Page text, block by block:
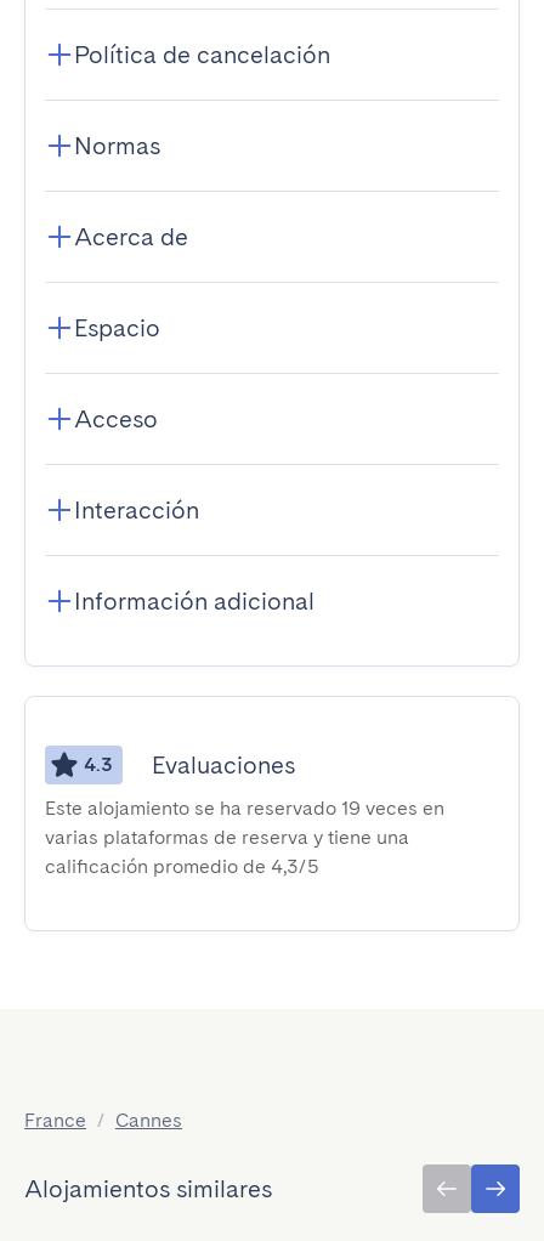
Política de cancelación
Normas
Acerca de
Espacio
Acceso
Interacción
Información adicional
4.3 Evaluaciones
Este alojamiento se ha reservado 19 veces en
varias plataformas de reserva y tiene una
calificación promedio de 4,3/5
France / Cannes
Alojamientos similares